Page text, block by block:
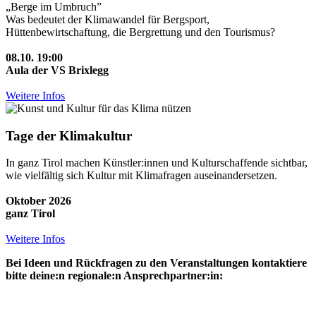
„Berge im Umbruch”
Was bedeutet der Klimawandel für Bergsport,
Hüttenbewirtschaftung, die Bergrettung und den Tourismus?
08.10. 19:00
Aula der VS Brixlegg
Weitere Infos
Tage der Klimakultur
In ganz Tirol machen Künstler:innen und Kulturschaffende sichtbar,
wie vielfältig sich Kultur mit Klimafragen auseinandersetzen.
Oktober 2026
ganz Tirol
Weitere Infos
Bei Ideen und Rückfragen zu den Veranstaltungen kontaktiere
bitte deine:n regionale:n Ansprechpartner:in: